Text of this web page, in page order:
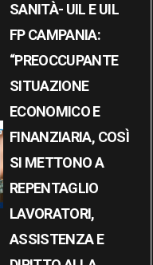
SANITÀ- UIL E UIL
FP CAMPANIA:
“PREOCCUPANTE
SITUAZIONE
ECONOMICO E
FINANZIARIA, COSÌ
SI METTONO A
REPENTAGLIO
LAVORATORI,
ASSISTENZA E